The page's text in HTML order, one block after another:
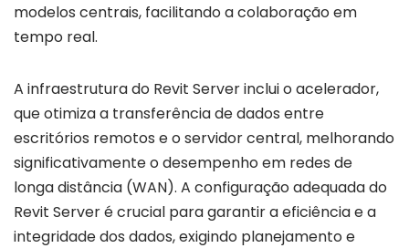
modelos centrais, facilitando a colaboração em
tempo real.
A infraestrutura do Revit Server inclui o acelerador,
que otimiza a transferência de dados entre
escritórios remotos e o servidor central, melhorando
significativamente o desempenho em redes de
longa distância (WAN). A configuração adequada do
Revit Server é crucial para garantir a eficiência e a
integridade dos dados, exigindo planejamento e